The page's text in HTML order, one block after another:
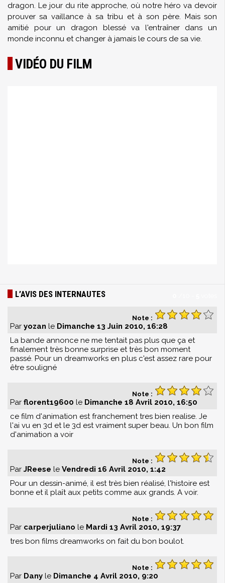
dragon. Le jour du rite approche, où notre héro va devoir
prouver sa vaillance à sa tribu et à son père. Mais son
amitié pour un dragon blessé va l'entraîner dans un
monde inconnu et changer à jamais le cours de sa vie.
VIDÉO DU FILM
L’AVIS DES INTERNAUTES
Note :
Par yozan le Dimanche 13 Juin 2010, 16:28
La bande annonce ne me tentait pas plus que ça et
finalement très bonne surprise et très bon moment
passé. Pour un dreamworks en plus c'est assez rare pour
être souligné
Note :
Par florent19600 le Dimanche 18 Avril 2010, 16:50
ce film d'animation est franchement tres bien realise. Je
l'ai vu en 3d et le 3d est vraiment super beau. Un bon film
d'animation a voir
Note :
Par JReese le Vendredi 16 Avril 2010, 1:42
Pour un dessin-animé, il est très bien réalisé, l'histoire est
bonne et il plaît aux petits comme aux grands. A voir.
Note :
Par carperjuliano le Mardi 13 Avril 2010, 19:37
tres bon films dreamworks on fait du bon boulot.
Note :
Par Dany le Dimanche 4 Avril 2010, 9:20